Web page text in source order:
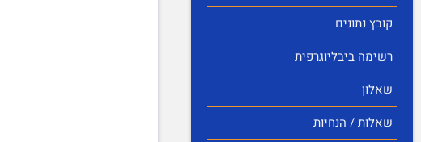
קובץ נתונים
רשימה ביבליוגרפית
שאלון
שאלות / הנחיות